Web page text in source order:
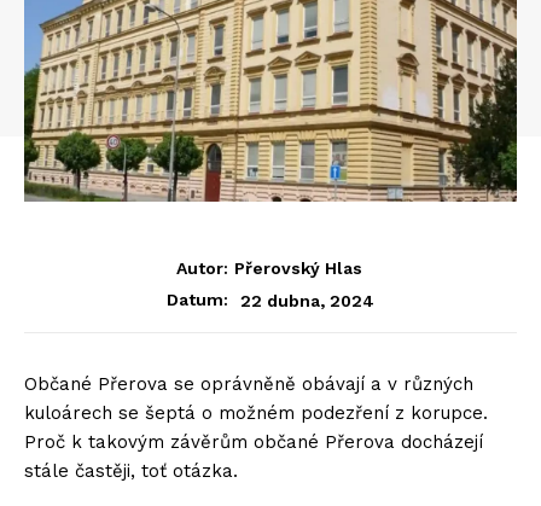
Autor: Přerovský Hlas
Datum:
22 dubna, 2024
Občané Přerova se oprávněně obávají a v různých
kuloárech se šeptá o možném podezření z korupce.
Proč k takovým závěrům občané Přerova docházejí
stále častěji, toť otázka.